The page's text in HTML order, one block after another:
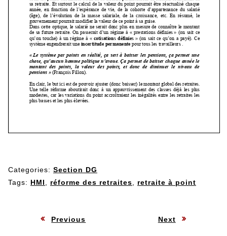
Categories: Section DG
Tags: HMI réforme des retraites retraite à point
Navigation
Previous Next: